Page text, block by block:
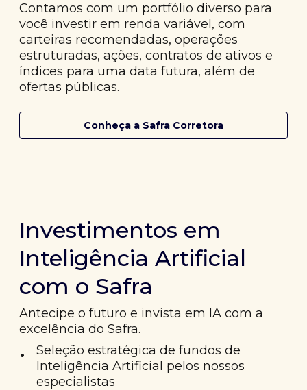
Contamos com um portfólio diverso para
você investir em renda variável, com
carteiras recomendadas, operações
estruturadas, ações, contratos de ativos e
índices para uma data futura, além de
ofertas públicas.
Conheça a Safra Corretora
Investimentos em
Inteligência Artificial
com o Safra
Antecipe o futuro e invista em IA com a
excelência do Safra.
•
Seleção estratégica de fundos de
Inteligência Artificial pelos nossos
especialistas